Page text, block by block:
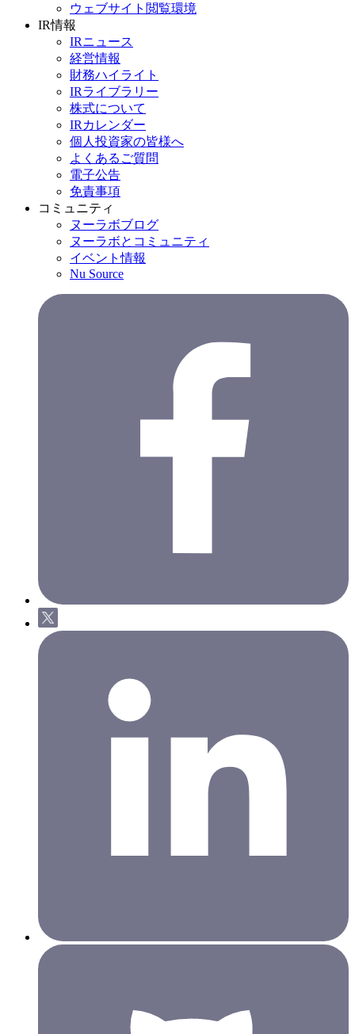
ウェブサイト閲覧環境
IR情報
IRニュース
経営情報
財務ハイライト
IRライブラリー
株式について
IRカレンダー
個人投資家の皆様へ
よくあるご質問
電子公告
免責事項
コミュニティ
ヌーラボブログ
ヌーラボとコミュニティ
イベント情報
Nu Source